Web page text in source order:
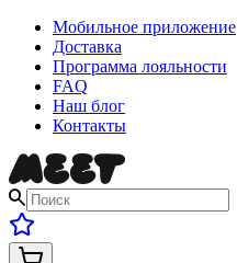
Мобильное приложение
Доставка
Программа лояльности
FAQ
Наш блог
Контакты